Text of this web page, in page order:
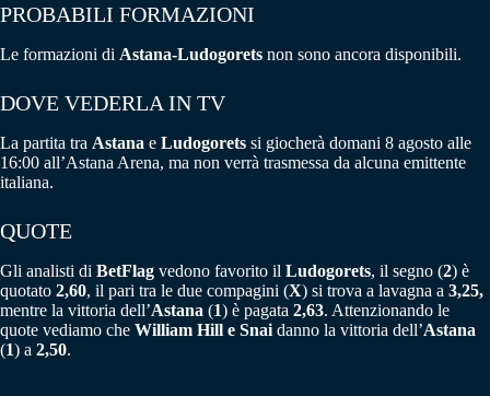
PROBABILI FORMAZIONI
Le formazioni di Astana-Ludogorets non sono ancora disponibili.
DOVE VEDERLA IN TV
La partita tra Astana e Ludogorets si giocherà domani 8 agosto alle
16:00 all’Astana Arena, ma non verrà trasmessa da alcuna emittente
italiana.
QUOTE
Gli analisti di BetFlag vedono favorito il Ludogorets, il segno (2) è
quotato 2,60, il pari tra le due compagini (X) si trova a lavagna a 3,25,
mentre la vittoria dell’Astana (1) è pagata 2,63. Attenzionando le
quote vediamo che William Hill e Snai danno la vittoria dell’Astana
(1) a 2,50.